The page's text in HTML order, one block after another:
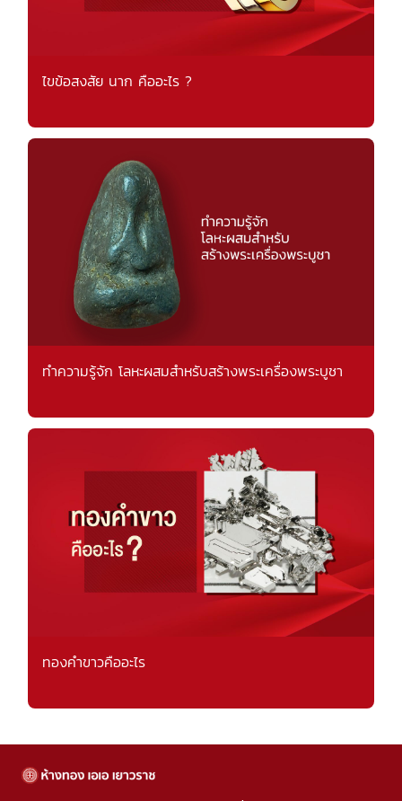
ไขข้อสงสัย นาก คืออะไร ?
ทำความรู้จัก โลหะผสมสำหรับสร้างพระเครื่องพระบูชา
ทองคำขาวคืออะไร